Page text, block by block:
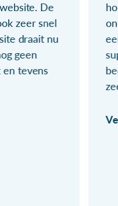
De
zeer snel
draait nu
geen
tevens